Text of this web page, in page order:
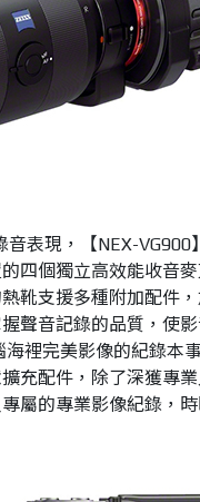
表現，【NEX-
四個獨立高效能收音
靴支援多種附加配件
聲音記錄的品質，使
海裡完美影像的紀錄本
充配件，除了深獲專
屬的專業影像紀錄，